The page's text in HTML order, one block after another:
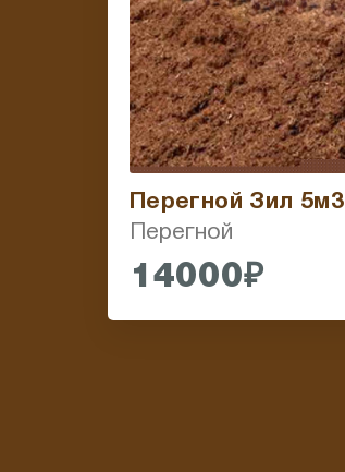
Перегной Зил 5м3
Перегной
14000₽